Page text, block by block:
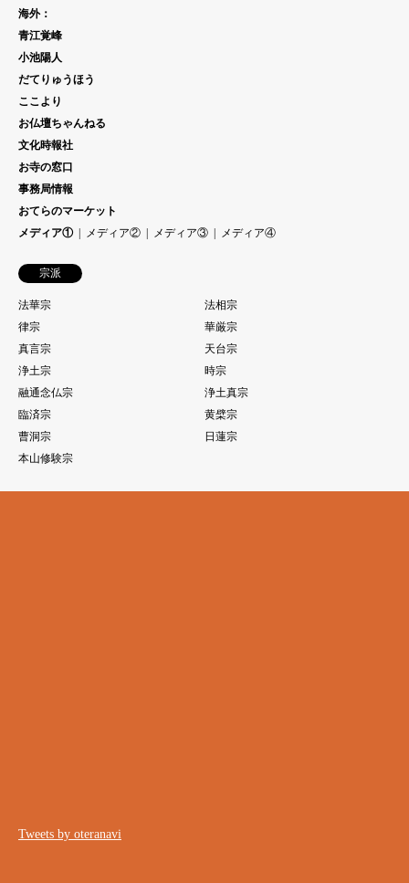
海外：
青江覚峰
小池陽人
だてりゅうほう
ここより
お仏壇ちゃんねる
文化時報社
お寺の窓口
事務局情報
おてらのマーケット
メディア①
メディア② メディア③ メディア④
宗派
法華宗
法相宗
律宗
華厳宗
真言宗
天台宗
浄土宗
時宗
融通念仏宗
浄土真宗
臨済宗
黄檗宗
曹洞宗
日蓮宗
本山修験宗
Tweets by oteranavi